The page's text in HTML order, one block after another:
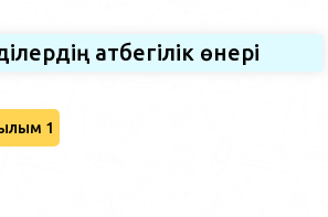
атбегілік өнері
1